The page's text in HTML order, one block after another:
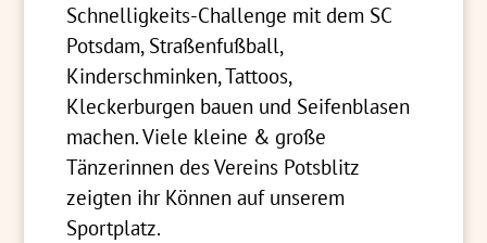
Schnelligkeits-Challenge mit dem SC
Potsdam, Straßenfußball,
Kinderschminken, Tattoos,
Kleckerburgen bauen und Seifenblasen
machen. Viele kleine & große
Tänzerinnen des Vereins Potsblitz
zeigten ihr Können auf unserem
Sportplatz.